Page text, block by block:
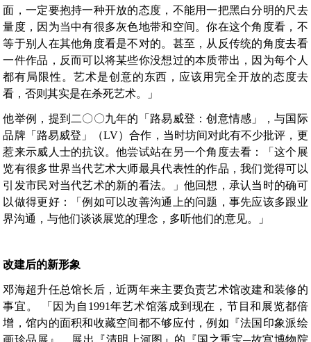
面，一定要抱持一种开放的态度，不能用一把黑白分明的尺去
量度，因为当中有很多灰色地带和空间。你在这个角度看，不
等于别人在其他角度看是不对的。甚至，从反传统的角度去看
一件作品，反而可以将某些你没想过的本质带出，因为每个人
都有局限性。艺术是创意的东西，应该用完全开放的态度去
看，否则其实是在杀死艺术。」
他举例，提到二〇〇九年的「路易威登：创意情感」，与国际
品牌「路易威登」（LV）合作，当时坊间对此有不少批评，更
惹来示威人士的抗议。他尝试站在另一个角度去看：「这个展
览有很多世界当代艺术大师最具代表性的作品，我们觉得可以
引发市民对当代艺术的新的看法。」他回想，承认当时的确可
以做得更好：「例如可以改善沟通上的问题，事先应该多跟业
界沟通，与他们谈谈展览的理念，多听他们的意见。」
改建后的新形象
邓海超升任总馆长后，近两年来主要负责艺术馆改建和装修的
事宜。 「因为自1991年艺术馆落成到现在，节目和展览都倍
增，馆内的面积和收藏空间都不够应付，例如『法国印象派绘
画珍品展』、展出『清明上河图』的『国之重宝─故宫博物院